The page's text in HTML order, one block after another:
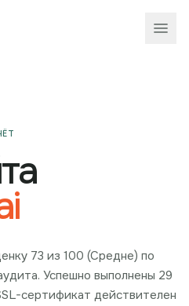
73 из 100 (Средне) по
Успешно выполнены 29
сертификат действителен